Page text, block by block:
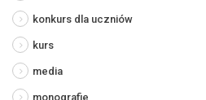
konkurs dla uczniów
kurs
media
monografie